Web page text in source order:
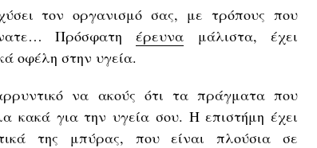
τον οργανισμό σας, με τρόπους που
Πρόσφατηέρευνα μάλιστα, έχει
οφέλη στην υγεία.
να ακούς ότι τα πράγματα που
κακά για την υγεία σου. Η επιστήμη έχει
της μπύρας, που είναι πλούσια σε